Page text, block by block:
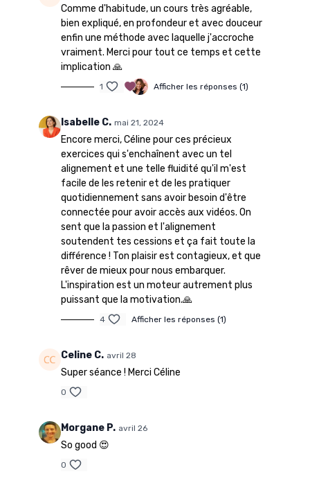
Comme d'habitude, un cours très agréable,
bien expliqué, en profondeur et avec douceur
enfin une méthode avec laquelle j'accroche
vraiment. Merci pour tout ce temps et cette
implication 🙏
1 Afficher les réponses (1)
Isabelle C. mai 21, 2024
Encore merci, Céline pour ces précieux
exercices qui s'enchaînent avec un tel
alignement et une telle fluidité qu'il m'est
facile de les retenir et de les pratiquer
quotidiennement sans avoir besoin d'être
connectée pour avoir accès aux vidéos. On
sent que la passion et l'alignement
soutendent tes cessions et ça fait toute la
différence ! Ton plaisir est contagieux, et que
rêver de mieux pour nous embarquer.
L'inspiration est un moteur autrement plus
puissant que la motivation.🙏
4 Afficher les réponses (1)
Celine C. avril 28
Super séance ! Merci Céline
0
Morgane P. avril 26
So good 😍
0